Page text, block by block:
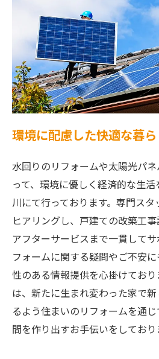
環境に配慮した快適な暮
水回りのリフォームや太陽光パ
って、環境に優しく経済的な生
川にて行っております。専門ス
ヒアリングし、戸建ての改築工事
アフターサービスまで一貫して
フォームに関する疑問やご不安
性のある情報提供を心掛けてお
は、新たに生まれ変わった家で
るよう住まいのリフォームを通
間を作り出すお手伝いをしており